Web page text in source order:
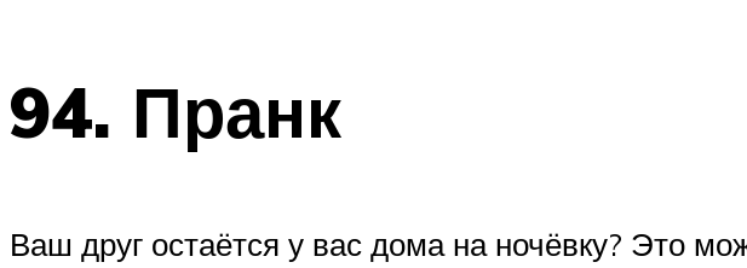
94. Пранк
Ваш друг остаётся у вас дома на ночёвку? Это